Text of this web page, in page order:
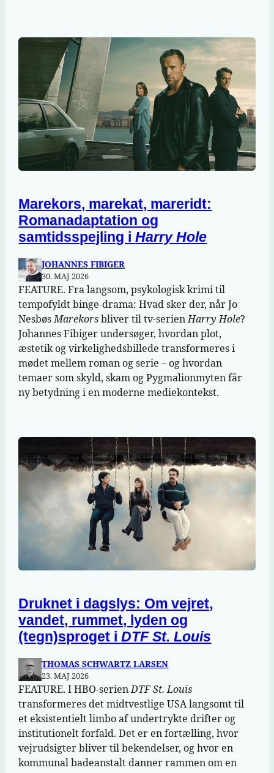
Marekors, marekat, mareridt:
Romanadaptation og
samtidsspejling iHarry Hole
JOHANNES FIBIGER
30. MAJ 2026
FEATURE. Fra langsom, psykologisk krimi til
tempofyldt binge‑drama: Hvad sker der, når Jo
NesbøsMarekorsbliver til tv-serienHarry Hole?
Johannes Fibiger undersøger, hvordan plot,
æstetik og virkelighedsbillede transformeres i
mødet mellem roman og serie – og hvordan
temaer som skyld, skam og Pygmalionmyten får
ny betydning i en moderne mediekontekst.
Druknet i dagslys: Om vejret,
vandet, rummet, lyden og
(tegn)sproget iDTF St. Louis
THOMAS SCHWARTZ LARSEN
23. MAJ 2026
FEATURE. I HBO-serienDTF St. Louis
transformeres det midtvestlige USA langsomt til
et eksistentielt limbo af undertrykte drifter og
institutionelt forfald. Det er en fortælling, hvor
vejrudsigter bliver til bekendelser, og hvor en
kommunal badeanstalt danner rammen om en